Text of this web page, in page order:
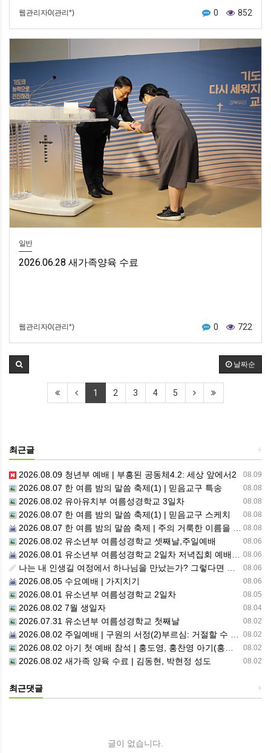
웹관리자0(관리*) 0 852
일반
2026.06.28 새가족양육 수료
웹관리자0(관리*) 0 722
날짜순
1 2 3 4 5
+
최근글
08.09
2026.08.09 청년부 예배 | 부흥된 공동체4.2: 세상 앞에서2
08.08
2026.08.07 한 여름 밤의 말씀 축제(1) | 믿음교구 특송
08.08
2026.08.02 유아유치부 여름성경학교 3일차
08.08
2026.08.07 한 여름 밤의 말씀 축제(1) | 믿음교구 스케치
08.08
2026.08.07 한 여름 밤의 말씀 축제 | 주의 거룩한 이름을 위하여 기도합시다
08.06
2026.08.02 유소년부 여름성경학교 셋째날,주일예배
08.06
2026.08.01 유소년부 여름성경학교 2일차 저녁집회 예배 실황
08.06
나는 내 인생길 여정에서 하나님을 만났는가? 그렇다면 나의 삶은 어떠한가? 자신을 돌아 봅니다.
08.06
2026.08.05 수요예배 | 가지치기
08.05
2026.08.01 유소년부 여름성경학교 2일차
08.04
2026.08.02 7월 생일자
08.02
2026.07.31 유소년부 여름성경학교 첫째날
08.02
2026.08.02 주일예배 | 구원의 서정(2)부르심: 거절할 수 없는 은혜의 시작
08.02
2026.08.02 아기 첫 예배 참석 | 홍도영, 홍찬영 아기(홍석진, 임자현 집사 가정)
08.02
2026.08.02 새가족 양육 수료 | 김동현, 박현정 성도
+
최근댓글
글이 없습니다.